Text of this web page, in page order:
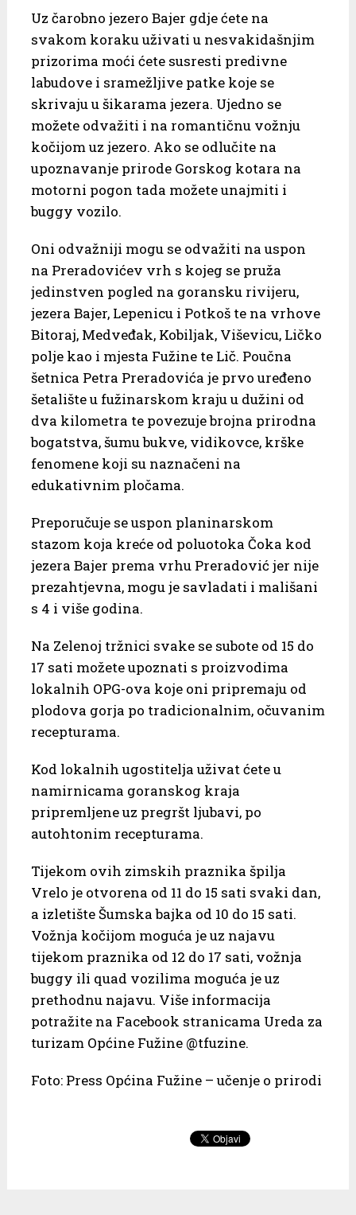
Uz čarobno jezero Bajer gdje ćete na
svakom koraku uživati u nesvakidašnjim
prizorima moći ćete susresti predivne
labudove i sramežljive patke koje se
skrivaju u šikarama jezera. Ujedno se
možete odvažiti i na romantičnu vožnju
kočijom uz jezero. Ako se odlučite na
upoznavanje prirode Gorskog kotara na
motorni pogon tada možete unajmiti i
buggy vozilo.
Oni odvažniji mogu se odvažiti na uspon
na Preradovićev vrh s kojeg se pruža
jedinstven pogled na goransku rivijeru,
jezera Bajer, Lepenicu i Potkoš te na vrhove
Bitoraj, Medveđak, Kobiljak, Viševicu, Ličko
polje kao i mjesta Fužine te Lič. Poučna
šetnica Petra Preradovića je prvo uređeno
šetalište u fužinarskom kraju u dužini od
dva kilometra te povezuje brojna prirodna
bogatstva, šumu bukve, vidikovce, krške
fenomene koji su naznačeni na
edukativnim pločama.
Preporučuje se uspon planinarskom
stazom koja kreće od poluotoka Čoka kod
jezera Bajer prema vrhu Preradović jer nije
prezahtjevna, mogu je savladati i mališani
s 4 i više godina.
Na Zelenoj tržnici svake se subote od 15 do
17 sati možete upoznati s proizvodima
lokalnih OPG-ova koje oni pripremaju od
plodova gorja po tradicionalnim, očuvanim
recepturama.
Kod lokalnih ugostitelja uživat ćete u
namirnicama goranskog kraja
pripremljene uz pregršt ljubavi, po
autohtonim recepturama.
Tijekom ovih zimskih praznika špilja
Vrelo je otvorena od 11 do 15 sati svaki dan,
a izletište Šumska bajka od 10 do 15 sati.
Vožnja kočijom moguća je uz najavu
tijekom praznika od 12 do 17 sati, vožnja
buggy ili quad vozilima moguća je uz
prethodnu najavu. Više informacija
potražite na Facebook stranicama Ureda za
turizam Općine Fužine @tfuzine.
Foto: Press Općina Fužine – učenje o prirodi